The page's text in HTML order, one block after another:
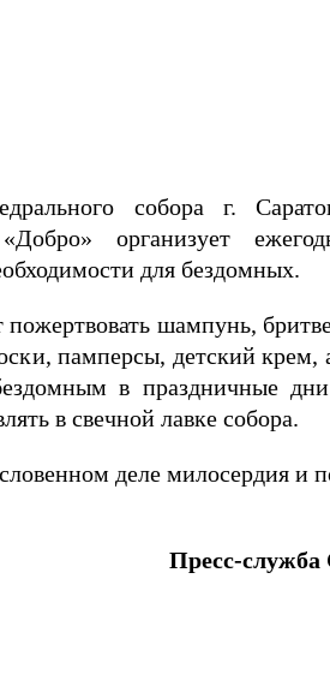
собора г.
организует
для бездомных.
шампунь,
памперсы, детский крем,
в праздничные
в свечной лавке собора.
деле милосердия и
Пресс-служба